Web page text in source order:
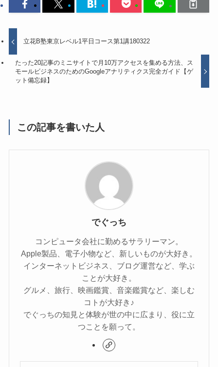
立花B塾東京レベル1平日コース第1講180322
たった20記事のミニサイトで月10万アクセスを集める方法、ス
モールビジネスのためのGoogleアナリティクス完全ガイド【ゲ
ット備忘録】
この記事を書いた人
でぐっち
コンピュータ会社に勤めるサラリーマン。
Apple製品、電子小物など、新しいものが大好き。
インターネットビジネス、ブログ運営など、学ぶ
ことが大好き。
グルメ、旅行、映画鑑賞、音楽鑑賞など、楽しむ
コトが大好き♪
でぐっちの知見と体験が世の中に広まり、役に立
つことを願って。